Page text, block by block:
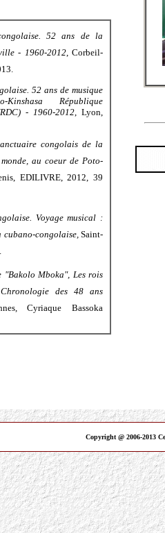
52 ans de la
- 1960-2012, Corbeil-
52 ans de musique
République
- 1960-2012, Lyon,
congolais de la
au coeur de Poto-
EDILIVRE, 2012, 39
Voyage musical :
congolaise,Saint-
"Bakolo Mboka", Les rois
des 48 ans
Cyriaque Bassoka
Copyright @ 2006-2013